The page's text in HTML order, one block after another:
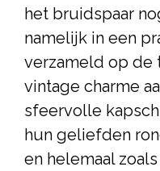
het bruidspaar
namelijk in een
verzameld op de
vintage charme
sfeervolle
hun geliefden
en helemaal